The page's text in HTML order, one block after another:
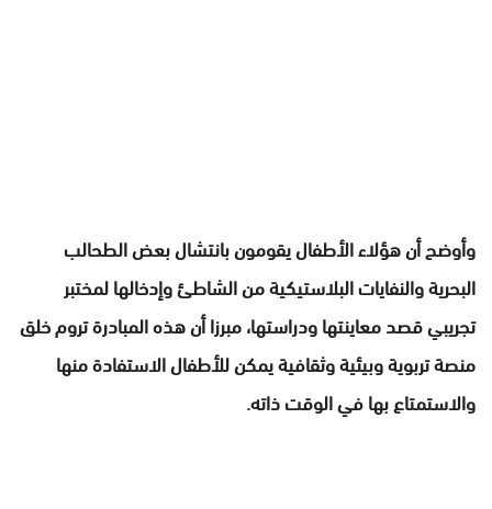
وأوضح أن هؤلاء الأطفال يقومون بانتشال بعض الطحالب
البحرية والنفايات البلاستيكية من الشاطئ وإدخالها لمختبر
تجريبي قصد معاينتها ودراستها، مبرزا أن هذه المبادرة تروم خلق
منصة تربوية وبيئية وثقافية يمكن للأطفال الاستفادة منها
والاستمتاع بها في الوقت ذاته.